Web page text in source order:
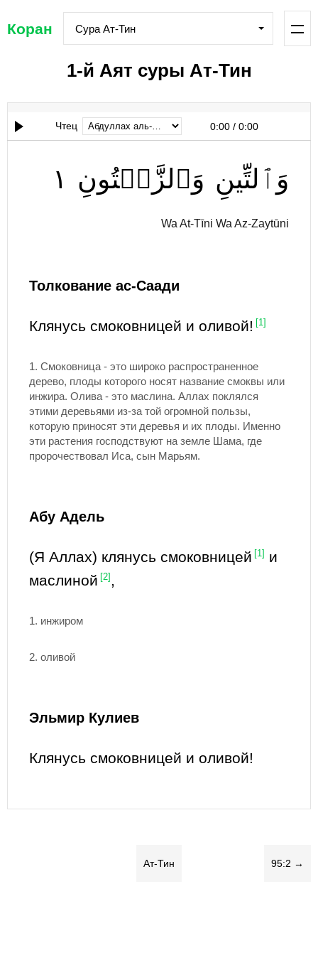
Коран Сура Ат-Тин
1-й Аят суры Ат-Тин
Чтец 0:00 / 0:00
وَٱلتِّينِ وَٱلزَّيۡتُونِ ١
Wa At-Tīni Wa Az-Zaytūni
Толкование ас-Саади
Клянусь смоковницей и оливой! [1]
1. Смоковница - это широко распространенное
дерево, плоды которого носят название смоквы или
инжира. Олива - это маслина. Аллах поклялся
этими деревьями из-за той огромной пользы,
которую приносят эти деревья и их плоды. Именно
эти растения господствуют на земле Шама, где
пророчествовал Иса, сын Марьям.
Абу Адель
(Я Аллах) клянусь смоковницей [1]
и
маслиной [2] ,
1. инжиром
2. оливой
Эльмир Кулиев
Клянусь смоковницей и оливой!
Ат-Тин 95:2 →